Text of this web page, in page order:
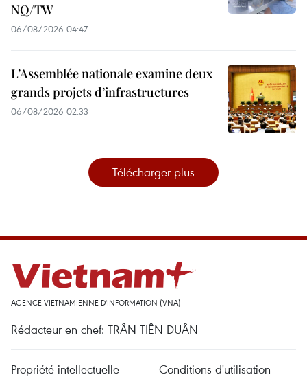
NQ/TW
06/08/2026 04:47
L’Assemblée nationale examine deux
grands projets d’infrastructures
06/08/2026 02:33
Télécharger plus
AGENCE VIETNAMIENNE D'INFORMATION (VNA)
Rédacteur en chef: TRÂN TIÊN DUÂN
Propriété intellectuelle
Conditions d'utilisation